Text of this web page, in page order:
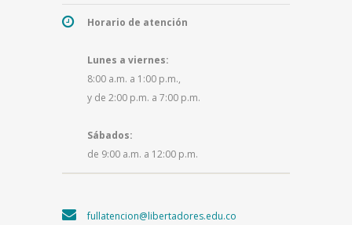
Horario de atención
Lunes a viernes:
8:00 a.m. a 1:00 p.m.,
y de 2:00 p.m. a 7:00 p.m.
Sábados:
de 9:00 a.m. a 12:00 p.m.
fullatencion@libertadores.edu.co